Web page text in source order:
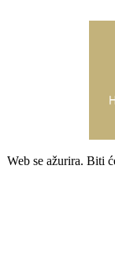
Web se ažurira. Biti